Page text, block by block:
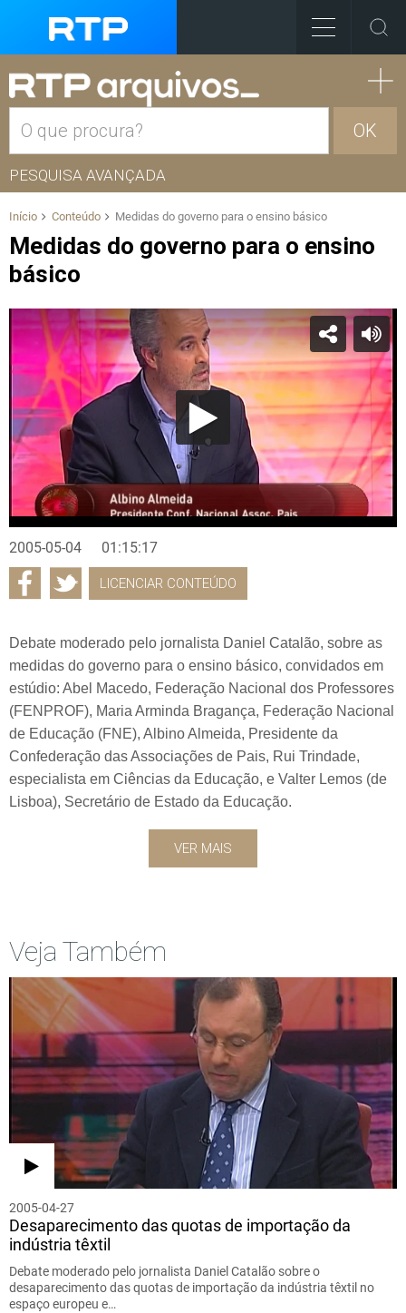
OK
PESQUISA AVANÇADA
Início Conteúdo Medidas do governo para o ensino básico
Medidas do governo para o ensino
básico
2005-05-04 01:15:17
LICENCIAR CONTEÚDO
Debate moderado pelo jornalista Daniel Catalão, sobre as
medidas do governo para o ensino básico, convidados em
estúdio: Abel Macedo, Federação Nacional dos Professores
(FENPROF), Maria Arminda Bragança, Federação Nacional
de Educação (FNE), Albino Almeida, Presidente da
Confederação das Associações de Pais, Rui Trindade,
especialista em Ciências da Educação, e Valter Lemos (de
Lisboa), Secretário de Estado da Educação.
VER MAIS
Veja Também
2005-04-27
Desaparecimento das quotas de importação da
indústria têxtil
Debate moderado pelo jornalista Daniel Catalão sobre o
desaparecimento das quotas de importação da indústria têxtil no
espaço europeu e…